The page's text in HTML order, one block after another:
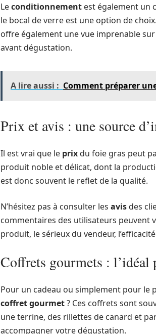
Leconditionnement est également un
le bocal de verre est une option de
offre également une vue imprenable
avant dégustation.
A lire aussi : Comment préparer
Prix et avis : une source
Il est vrai que le prixdu foie gras peut
produit noble et délicat, dont la
est donc souvent le reflet de la qualité.
N’hésitez pas à consulter les avisdes
commentaires des utilisateurs peuvent
produit, le sérieux du vendeur,
Coffrets gourmets :
Pour un cadeau ou simplement pour le
coffret gourmet? Ces coffrets sont
une terrine, des rillettes de canard et
accompagner votre dégustation.